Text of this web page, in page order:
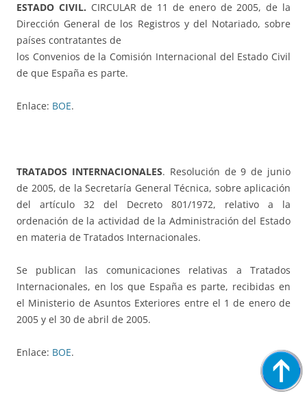
ESTADO CIVIL. CIRCULAR de 11 de enero de 2005, de la
Dirección General de los Registros y del Notariado, sobre
países contratantes de
los Convenios de la Comisión Internacional del Estado Civil
de que España es parte.
Enlace: BOE.
TRATADOS INTERNACIONALES. Resolución de 9 de junio
de 2005, de la Secretaría General Técnica, sobre aplicación
del artículo 32 del Decreto 801/1972, relativo a la
ordenación de la actividad de la Administración del Estado
en materia de Tratados Internacionales.
Se publican las comunicaciones relativas a Tratados
Internacionales, en los que España es parte, recibidas en
el Ministerio de Asuntos Exteriores entre el 1 de enero de
2005 y el 30 de abril de 2005.
Enlace: BOE.